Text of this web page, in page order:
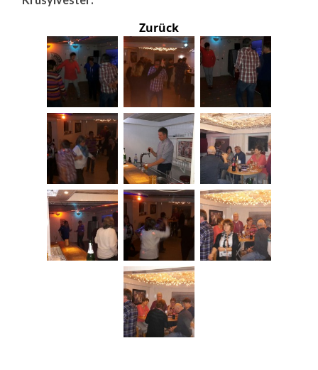
Zurück